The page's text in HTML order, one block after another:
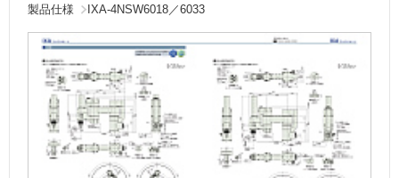
製品仕様 IXA-4NSW6018／6033